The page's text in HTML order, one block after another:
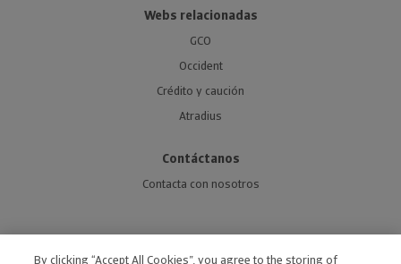
Webs relacionadas
GCO
Occident
Crédito y caución
Atradius
Contáctanos
Contacta con nosotros
By clicking “Accept All Cookies”, you agree to the storing of